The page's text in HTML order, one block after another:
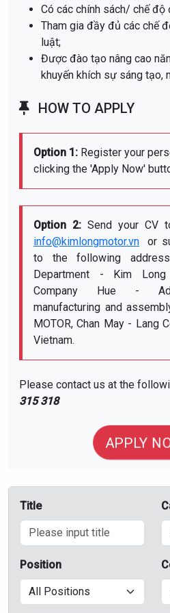
Có các chính sách/ chế
Tham gia đầy đủ các chế
luật;
Được đào tạo nâng cao
khuyến khích sự sáng tạo,
HOW TO APPLY
Option 1: Register your
clicking the 'Apply Now'
Option 2: Send your CV
info@kimlongmotor.vn
or
to the following
Department - Kim
Company Hue -
manufacturing and
MOTOR, Chan May - Lang
Vietnam.
Please contact us at the
315 318
APPLY
Title
Position